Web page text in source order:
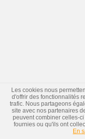
Les cookies nous
d'offrir des fonctionnalités
trafic. Nous partageons
site avec nos partenaires
peuvent combiner celles-
fournies ou qu'ils ont
En